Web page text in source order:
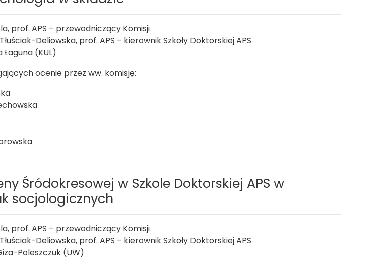
prof. APS – przewodniczący Komisji
Deliowska, prof. APS – kierownik Szkoły Doktorskiej APS
(KUL)
ocenie przez ww. komisję:
Śródokresowej w Szkole Doktorskiej APS w
socjologicznych
prof. APS – przewodniczący Komisji
Deliowska, prof. APS – kierownik Szkoły Doktorskiej APS
Poleszczuk (UW)